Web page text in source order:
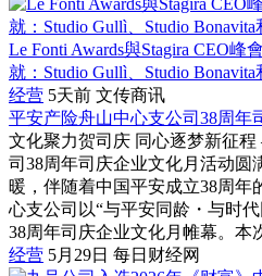
Le Fonti Awards與Stagira CEO
就：Studio Gullì、Studio
经营 5天前 文传商讯
平安产险舟山中心支公司38周年
文化聚力贺司庆 同心逐梦新征
司38周年司庆企业文化月活动圆
暖，伴随着中国平安成立38周年
心支公司以“与平安同龄・与时
38周年司庆企业文化月帷幕。本
经营 5月29日 每日财经网